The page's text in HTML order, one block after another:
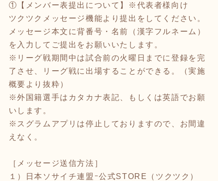
①【メンバー表提出について】※代表者様向け
ツクツクメッセージ機能より提出をしてください。
メッセージ本文に背番号・名前（漢字フルネーム）
を入力してご提出をお願いいたします。
※リーグ戦期間中は試合前の火曜日までに登録を完
了させ、リーグ戦に出場することができる。（実施
概要より抜粋）
※外国籍選手はカタカナ表記、もしくは英語でお願
いします。
※スグラムアプリは停止しておりますので、お間違
えなく。
［メッセージ送信方法］
１）日本ソサイチ連盟ｰ公式STORE（ツクツク）